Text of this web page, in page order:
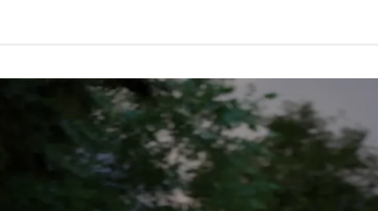
Lichtstrom
Gesamtprodukt